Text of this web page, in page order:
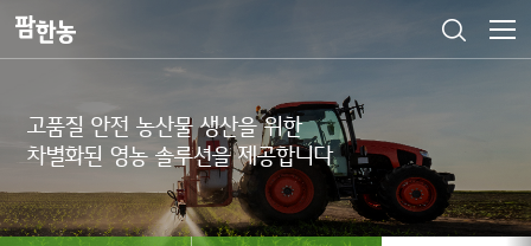
고품질 안전 농산물 생산을 위한
차별화된 영농 솔루션을 제공합니다